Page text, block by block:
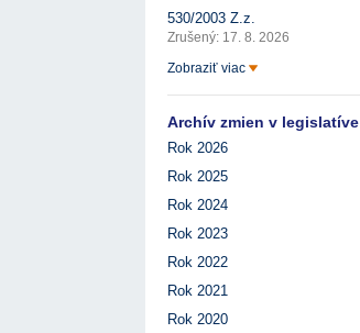
530/2003 Z.z.
Zrušený: 17. 8. 2026
Zobraziť viac
Archív zmien v legislatíve
Rok 2026
Rok 2025
Rok 2024
Rok 2023
Rok 2022
Rok 2021
Rok 2020